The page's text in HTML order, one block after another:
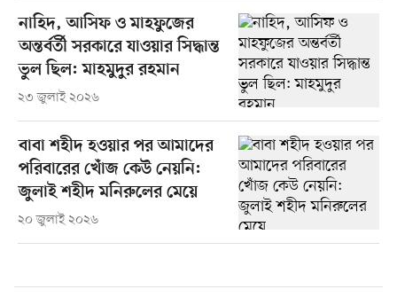
নাহিদ, আসিফ ও মাহফুজের
অন্তর্বর্তী সরকারে যাওয়ার সিদ্ধান্ত
ভুল ছিল: মাহমুদুর রহমান
২৩ জুলাই ২০২৬
বাবা শহীদ হওয়ার পর আমাদের
পরিবারের খোঁজ কেউ নেয়নি:
জুলাই শহীদ মনিরুলের মেয়ে
২০ জুলাই ২০২৬